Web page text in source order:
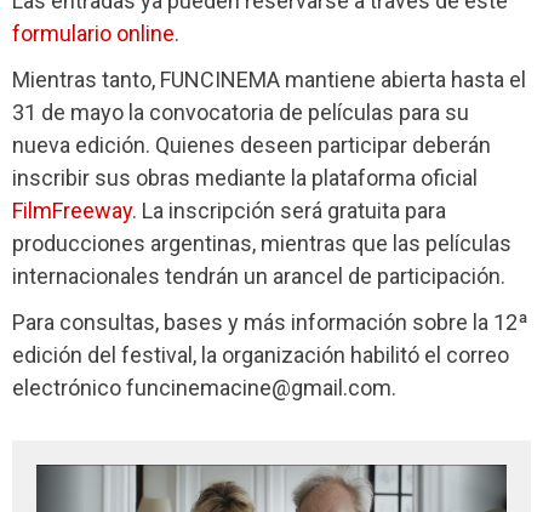
formulario online.
Mientras tanto, FUNCINEMA mantiene abierta hasta el
31 de mayo la convocatoria de películas para su
nueva edición. Quienes deseen participar deberán
inscribir sus obras mediante la plataforma oficial
FilmFreeway. La inscripción será gratuita para
producciones argentinas, mientras que las películas
internacionales tendrán un arancel de participación.
Para consultas, bases y más información sobre la 12ª
edición del festival, la organización habilitó el correo
electrónicofuncinemacine@gmail.com.